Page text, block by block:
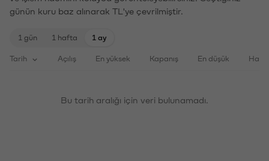
günün kuru baz alınarak TL'ye çevrilmiştir.
1 gün 1 hafta 1 ay
Tarih Açılış En yüksek Kapanış En düşük
Bu tarih aralığı için veri bulunamadı.